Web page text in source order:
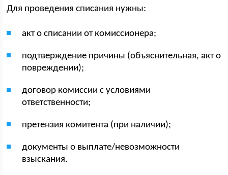
Для проведения списания нужны:
акт о списании от комиссионера;
подтверждение причины (объяснительная, акт о
повреждении);
договор комиссии с условиями
ответственности;
претензия комитента (при наличии);
документы о выплате/невозможности
взыскания.